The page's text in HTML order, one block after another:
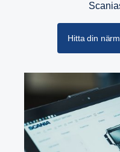
Retardern på G33
förbättrats så
vridmoment på 4
Hitta din